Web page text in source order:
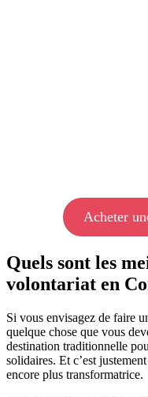
Acheter
Quels sont les
volontariat en
Si vous envisagez de faire
quelque chose que vous
destination traditionnelle
solidaires. Et c’est
encore plus transformatrice.